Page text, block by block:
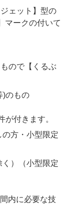
ェット】型の
マークの付いて
ので【くるぶ
)のもの
付きます。
方・小型限定
）（小型限定
内に必要な技